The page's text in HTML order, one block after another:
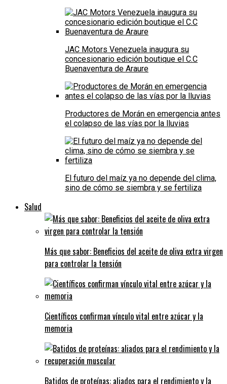
JAC Motors Venezuela inaugura su
concesionario edición boutique el C.C
Buenaventura de Araure
Productores de Morán en emergencia antes
el colapso de las vías por la lluvias
El futuro del maíz ya no depende del clima,
sino de cómo se siembra y se fertiliza
Salud
Más que sabor: Beneficios del aceite de oliva extra virgen
para controlar la tensión
Científicos confirman vínculo vital entre azúcar y la
memoria
Batidos de proteínas: aliados para el rendimiento y la